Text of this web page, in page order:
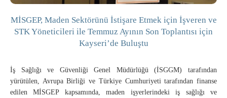
MİSGEP, Maden Sektörünü İstişare Etmek için İşveren ve
STK Yöneticileri ile Temmuz Ayının Son Toplantısı için
Kayseri’de Buluştu
İş Sağlığı ve Güvenliği Genel Müdürlüğü (İSGGM) tarafından
yürütülen, Avrupa Birliği ve Türkiye Cumhuriyeti tarafından finanse
edilen MİSGEP kapsamında, maden işyerlerindeki iş sağlığı ve